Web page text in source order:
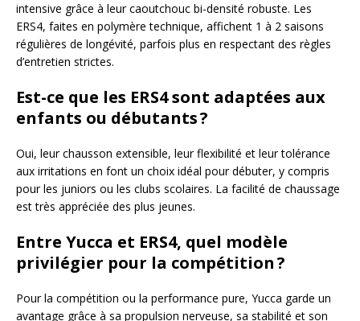
intensive grâce à leur caoutchouc bi-densité robuste. Les
ERS4, faites en polymère technique, affichent 1 à 2 saisons
régulières de longévité, parfois plus en respectant des règles
d’entretien strictes.
Est-ce que les ERS4 sont adaptées aux
enfants ou débutants ?
Oui, leur chausson extensible, leur flexibilité et leur tolérance
aux irritations en font un choix idéal pour débuter, y compris
pour les juniors ou les clubs scolaires. La facilité de chaussage
est très appréciée des plus jeunes.
Entre Yucca et ERS4, quel modèle
privilégier pour la compétition ?
Pour la compétition ou la performance pure, Yucca garde un
avantage grâce à sa propulsion nerveuse, sa stabilité et son